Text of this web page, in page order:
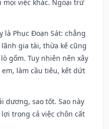
mọi việc khác. Ngoại trừ
là Phục Đoạn Sát: chẳng
gia tài, thừa kế cũng
gốm. Tuy nhiên nên xây
làm cầu tiêu, kết dứt
dương, sao tốt. Sao này
trong cả việc chôn cất